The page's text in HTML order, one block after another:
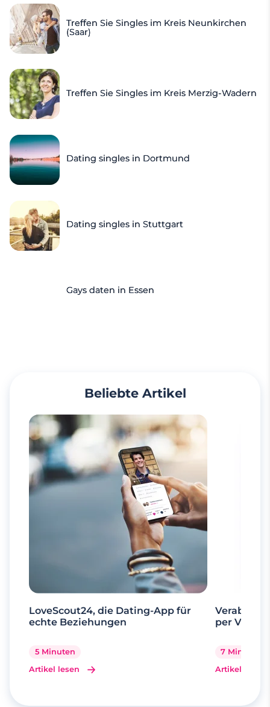
Treffen Sie Singles im Kreis Neunkirchen
(Saar)
Treffen Sie Singles im Kreis Merzig-Wadern
Dating singles in Dortmund
Dating singles in Stuttgart
Gays daten in Essen
Beliebte Artikel
LoveScout24, die Dating-App für
echte Beziehungen
5 Minuten
Artikel lesen
per
7 Minuten
Artikel lesen